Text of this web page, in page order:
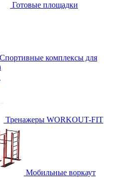
Готовые площадки
Спортивные комплексы для
Тренажеры WORKOUT-FIT
Мобильные воркаут